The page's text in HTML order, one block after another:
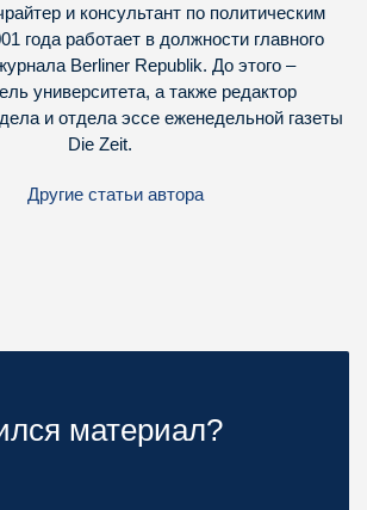
и консультант по политическим
года работает в должности главного
Berliner Republik. До этого –
университета, а также редактор
и отдела эссе еженедельной газеты
Die Zeit.
Другие статьи автора
материал?